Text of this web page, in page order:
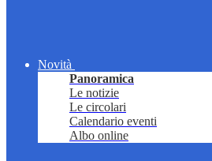
Novità
Panoramica
Le notizie
Le circolari
Calendario eventi
Albo online